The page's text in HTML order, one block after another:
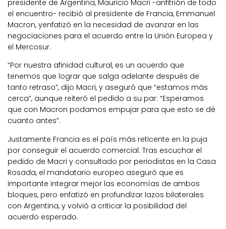
presidente de Argentina, Mauricio Macri -anfitrión de todo
el encuentro- recibió al presidente de Francia, Emmanuel
Macron, yenfatizó en la necesidad de avanzar en las
negociaciones para el acuerdo entre la Unión Europea y
el Mercosur.
“Por nuestra afinidad cultural, es un acuerdo que
tenemos que lograr que salga adelante después de
tanto retraso”, dijo Macri, y aseguró que “estamos más
cerca”, aunque reiteró el pedido a su par: “Esperamos
que con Macron podamos empujar para que esto se dé
cuanto antes”.
Justamente Francia es el país más reticente en la puja
por conseguir el acuerdo comercial. Tras escuchar el
pedido de Macri y consultado por periodistas en la Casa
Rosada, el mandatario europeo aseguró que es
importante integrar mejor las economías de ambos
bloques, pero enfatizó en profundizar lazos bilaterales
con Argentina, y volvió a criticar la posibilidad del
acuerdo esperado.